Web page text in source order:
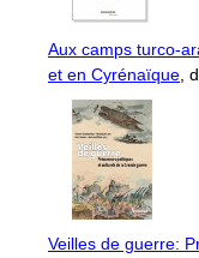
Aux camps turco-
et en Cyrénaïque,
Veilles de guerre: